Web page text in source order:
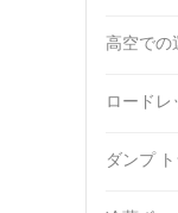
高空での
ロードレ
ダンプ